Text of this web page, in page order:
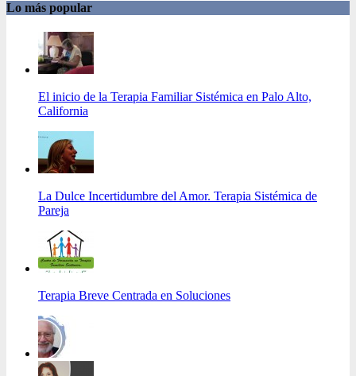
Lo más popular
El inicio de la Terapia Familiar Sistémica en Palo Alto,
California
La Dulce Incertidumbre del Amor. Terapia Sistémica de
Pareja
Terapia Breve Centrada en Soluciones